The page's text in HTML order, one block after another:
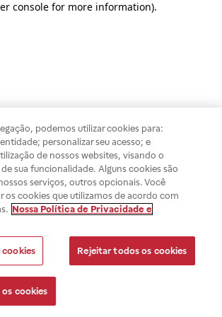
console for more information).
podemos utilizar cookies para:
personalizar seu acesso; e
de nossos websites, visando o
sua funcionalidade. Alguns cookies são
serviços, outros opcionais. Você
os cookies que utilizamos de acordo com
Nossa Política de Privacidade e
cookies Rejeitar todos os cookies
cookies